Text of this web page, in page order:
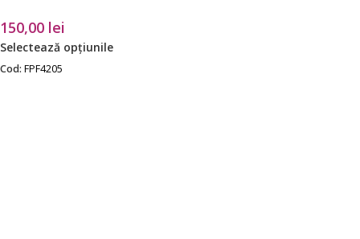
150,00 lei
Selectează opțiunile
Cod: FPF4205